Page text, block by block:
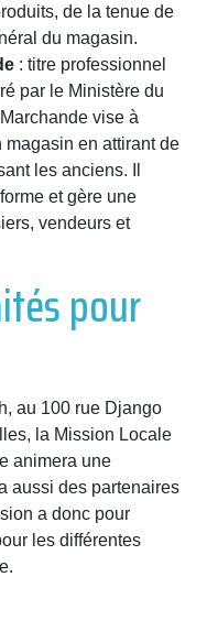
de la tenue de
du magasin.
: titre professionnel
par le Ministère du
vise à
magasin en attirant de
les anciens. Il
et gère une
vendeurs et
pour
au 100 rue Django
la Mission Locale
animera une
aussi des partenaires
a donc pour
les différentes